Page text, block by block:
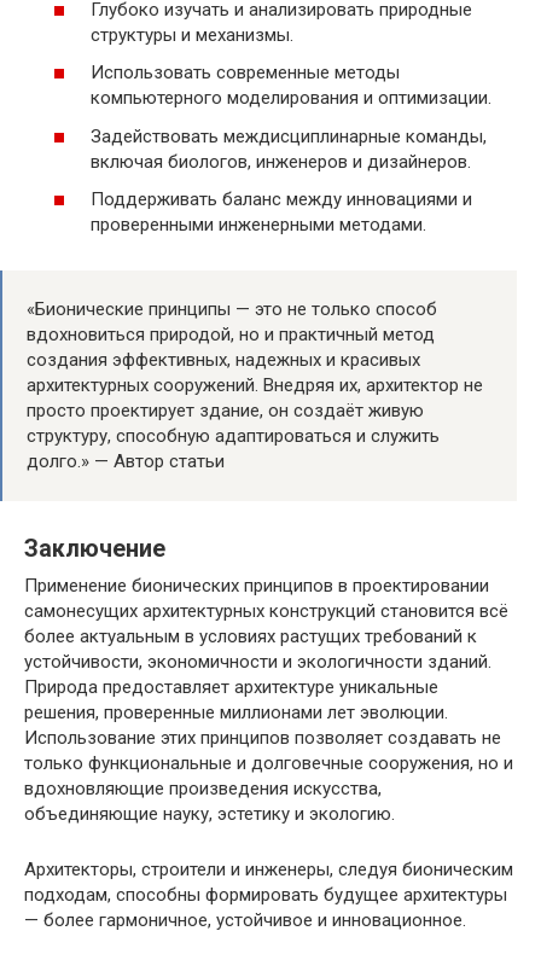
Глубоко изучать и анализировать природные
структуры и механизмы.
Использовать современные методы
компьютерного моделирования и оптимизации.
Задействовать междисциплинарные команды,
включая биологов, инженеров и дизайнеров.
Поддерживать баланс между инновациями и
проверенными инженерными методами.
«Бионические принципы — это не только способ
вдохновиться природой, но и практичный метод
создания эффективных, надежных и красивых
архитектурных сооружений. Внедряя их, архитектор не
просто проектирует здание, он создаёт живую
структуру, способную адаптироваться и служить
долго.» — Автор статьи
Заключение
Применение бионических принципов в проектировании
самонесущих архитектурных конструкций становится всё
более актуальным в условиях растущих требований к
устойчивости, экономичности и экологичности зданий.
Природа предоставляет архитектуре уникальные
решения, проверенные миллионами лет эволюции.
Использование этих принципов позволяет создавать не
только функциональные и долговечные сооружения, но и
вдохновляющие произведения искусства,
объединяющие науку, эстетику и экологию.
Архитекторы, строители и инженеры, следуя бионическим
подходам, способны формировать будущее архитектуры
— более гармоничное, устойчивое и инновационное.